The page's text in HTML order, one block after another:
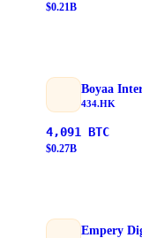
$0.21B
Boyaa
434.HK
4,091 BTC
$0.27B
Empery